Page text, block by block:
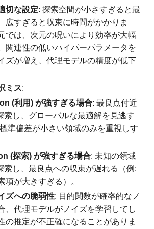
切な設定: 探索空間が小さすぎると最
広すぎると収束に時間がかかりま
では、次元の呪いにより効率が大幅
関連性の低いハイパーパラメータを
ズが増え、代理モデルの精度が低下
ミス:
(利用) が強すぎる場合: 最良点付近
索し、グローバルな最適解を見逃す
標準偏差が小さい領域のみを重視しす
(探索) が強すぎる場合: 未知の領域
索し、最良点への収束が遅れる（例:
項が大きすぎる）。
ズへの脆弱性: 目的関数が確率的なノ
、代理モデルがノイズを学習してし
の推定が不正確になることがありま